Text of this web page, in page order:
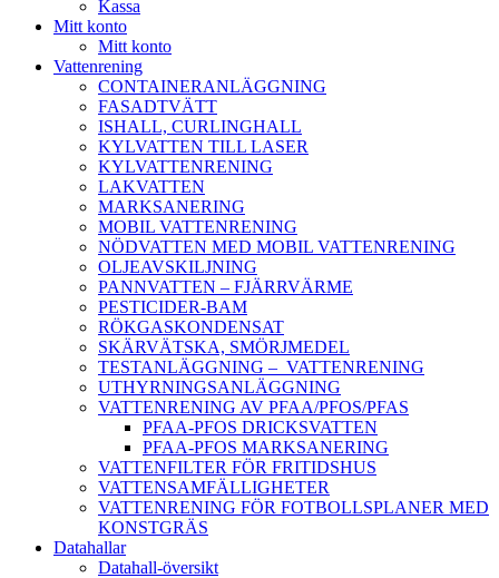
Kassa
Mitt konto
Mitt konto
Vattenrening
CONTAINERANLÄGGNING
FASADTVÄTT
ISHALL, CURLINGHALL
KYLVATTEN TILL LASER
KYLVATTENRENING
LAKVATTEN
MARKSANERING
MOBIL VATTENRENING
NÖDVATTEN MED MOBIL VATTENRENING
OLJEAVSKILJNING
PANNVATTEN – FJÄRRVÄRME
PESTICIDER-BAM
RÖKGASKONDENSAT
SKÄRVÄTSKA, SMÖRJMEDEL
TESTANLÄGGNING – VATTENRENING
UTHYRNINGSANLÄGGNING
VATTENRENING AV PFAA/PFOS/PFAS
PFAA-PFOS DRICKSVATTEN
PFAA-PFOS MARKSANERING
VATTENFILTER FÖR FRITIDSHUS
VATTENSAMFÄLLIGHETER
VATTENRENING FÖR FOTBOLLSPLANER MED
KONSTGRÄS
Datahallar
Datahall-översikt